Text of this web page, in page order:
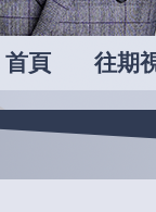
一帶一路 央博
頂對話 雲起
首頁 往期